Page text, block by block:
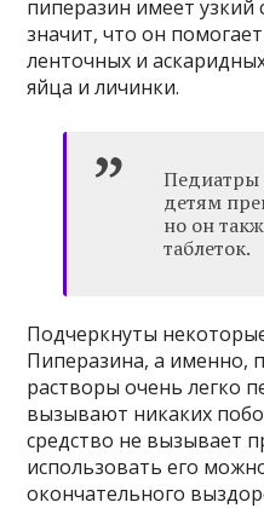
пиперазин имеет узкий
значит, что он
ленточных и
яйца и личинки.
Педиатры
детям
но он
таблеток.
Подчеркнуты
Пиперазина, а именно,
растворы очень легко
вызывают никаких
средство не вызывает
использовать его
окончательного